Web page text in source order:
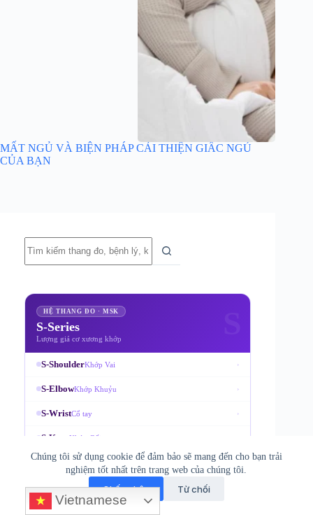
Chúng tôi sử dụng cookie để đảm bảo sẽ mang đến cho bạn trải
nghiệm tốt nhất trên trang web của chúng tôi.
Chấp nhận Từ chối
MẤT NGỦ VÀ BIỆN PHÁP CẢI THIỆN GIẤC NGỦ
CỦA BẠN
có
kết
HỆ THANG ĐO · MSK
S-Series
Lượng giá cơ xương khớp
S-ShoulderKhớp Vai ›
S-ElbowKhớp Khuỷu ›
S-WristCổ tay ›
S-Knee Khớp Gối
S-NeckCột sống Cổ
S-LumbarCột sống Thắt lưng
Vietnamese